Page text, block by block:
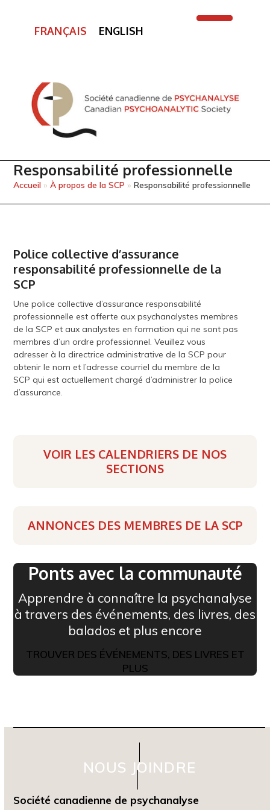
FRANÇAIS ENGLISH
Responsabilité professionnelle
Accueil »À propos de la SCP »Responsabilité professionnelle
Police collective d’assurance
responsabilité professionnelle de la
SCP
Une police collective d’assurance responsabilité
professionnelle est offerte aux psychanalystes membres
de la SCP et aux analystes en formation qui ne sont pas
membres d’un ordre professionnel. Veuillez vous
adresser à la directrice administrative de la SCP pour
obtenir le nom et l’adresse courriel du membre de la
SCP qui est actuellement chargé d’administrer la police
d’assurance.
VOIR LES CALENDRIERS DE NOS
SECTIONS
ANNONCES DES MEMBRES DE LA SCP
Ponts avec la communauté
Apprendre à connaître la psychanalyse
à travers des événements, des livres, des
balados et plus encore
TROUVER DES ÉVÉNEMENTS, DES LIVRES ET
PLUS
NOUS JOINDRE
Société canadienne de psychanalyse